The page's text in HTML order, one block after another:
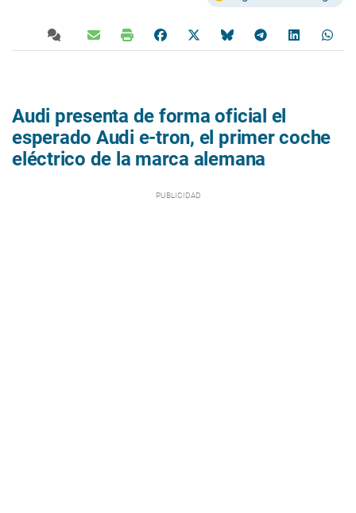
Audi presenta de forma oficial el
esperado Audi e-tron, el primer coche
eléctrico de la marca alemana